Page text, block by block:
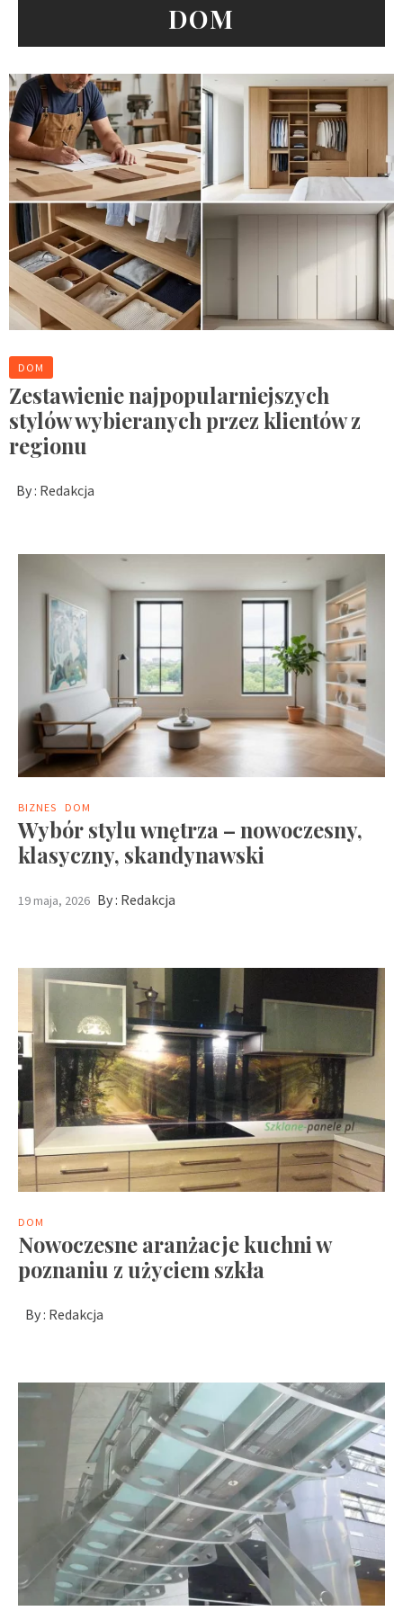
DOM
DOM
Zestawienie najpopularniejszych
stylów wybieranych przez klientów z
regionu
By : Redakcja
BIZNES DOM
Wybór stylu wnętrza – nowoczesny,
klasyczny, skandynawski
19 maja, 2026 By : Redakcja
DOM
Nowoczesne aranżacje kuchni w
poznaniu z użyciem szkła
By : Redakcja